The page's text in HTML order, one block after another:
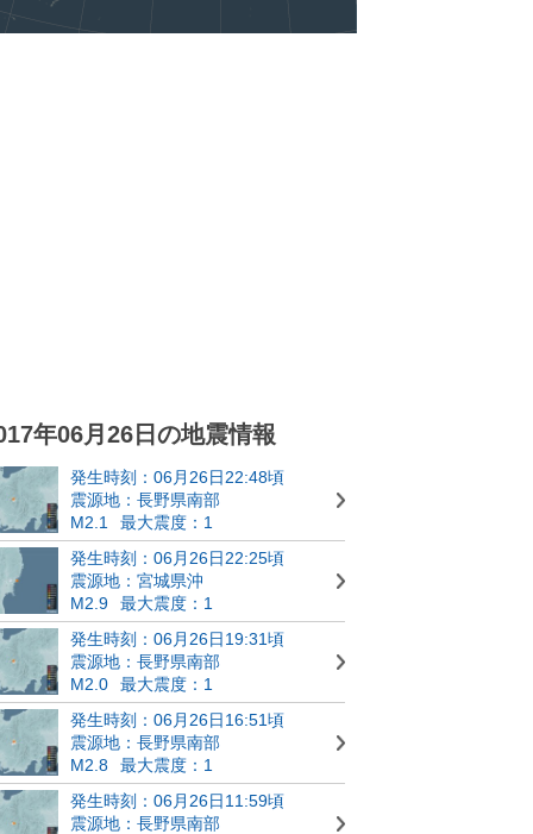
年06月26日の地震情報
発生時刻：06月26日22:48頃
震源地：長野県南部
M2.1
最大震度：1
発生時刻：06月26日22:25頃
震源地：宮城県沖
M2.9
最大震度：1
発生時刻：06月26日19:31頃
震源地：長野県南部
M2.0
最大震度：1
発生時刻：06月26日16:51頃
震源地：長野県南部
M2.8
最大震度：1
発生時刻：06月26日11:59頃
震源地：長野県南部